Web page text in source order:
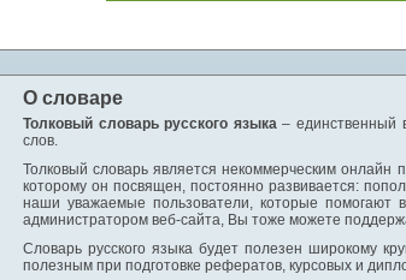
О словаре
Толковый словарь русского языка– единственный
слов.
Толковый словарь является некоммерческим онлайн
которому он посвящен, постоянно развивается:
наши уважаемые пользователи, которые помогают
администратором веб-сайта, Вы тоже можете
Словарь русского языка будет полезен широкому
полезным при подготовке рефератов, курсовых и